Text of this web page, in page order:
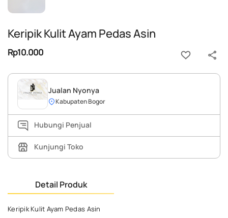
Keripik Kulit Ayam Pedas Asin
Rp10.000
Jualan Nyonya
Kabupaten Bogor
Hubungi Penjual
Kunjungi Toko
Detail Produk
Keripik Kulit Ayam Pedas Asin